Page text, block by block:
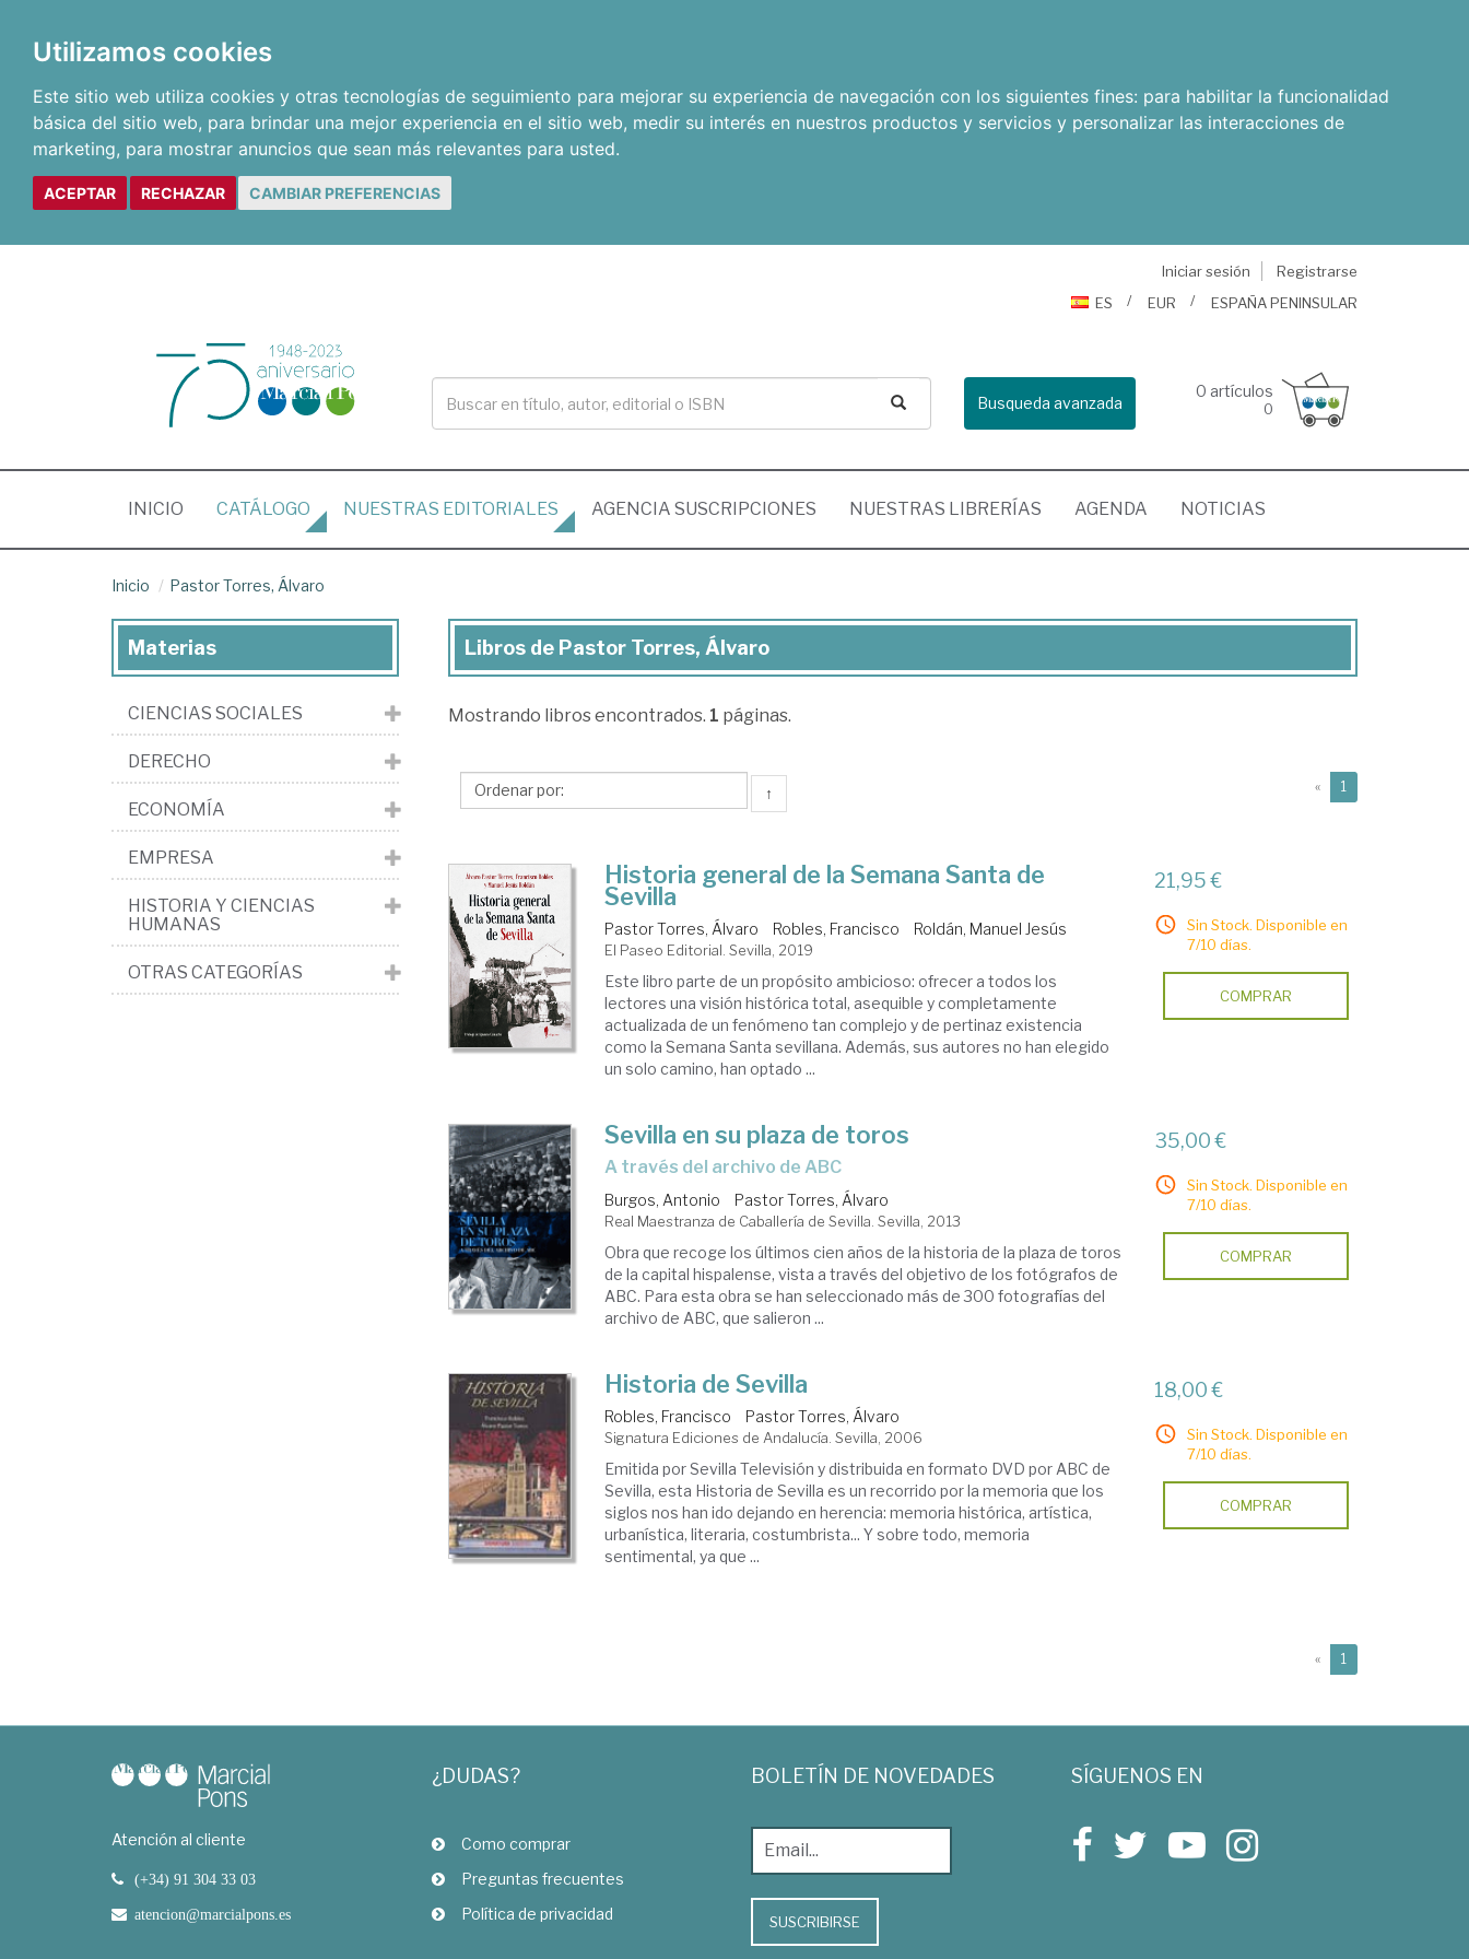
Utilizamos cookies
Este sitio web utiliza cookies y otras tecnologías de seguimiento para mejorar su experiencia de navegación con los siguientes fines: para habilitar la funcionalidad
básica del sitio web, para brindar una mejor experiencia en el sitio web, medir su interés en nuestros productos y servicios y personalizar las interacciones de
marketing, para mostrar anuncios que sean más relevantes para usted.
ACEPTAR RECHAZAR CAMBIAR PREFERENCIAS
Iniciar sesión
Registrarse
ES
EUR ESPAÑA PENINSULAR
Busqueda avanzada
0 artículos
0
INICIO (CURRENT)
CATÁLOGO NUESTRAS EDITORIALES AGENCIA SUSCRIPCIONES NUESTRAS LIBRERÍAS AGENDA NOTICIAS
Inicio Pastor Torres, Álvaro
Libros
Pastor
Álvaro
Libros de Pastor Torres, Álvaro
Mostrando libros encontrados. 1 páginas.
↑ « 1
Historia general de la Semana Santa de
Sevilla
Pastor Torres, Álvaro Robles, Francisco Roldán, Manuel Jesús
El Paseo Editorial. Sevilla, 2019
Este libro parte de un propósito ambicioso: ofrecer a todos los
lectores una visión histórica total, asequible y completamente
actualizada de un fenómeno tan complejo y de pertinaz existencia
como la Semana Santa sevillana. Además, sus autores no han elegido
un solo camino, han optado ...
21,95 €
Sin Stock. Disponible en
7/10 días.
COMPRAR
Sevilla en su plaza de toros
a través del archivo de ABC
Burgos, Antonio Pastor Torres, Álvaro
Real Maestranza de Caballería de Sevilla. Sevilla, 2013
Obra que recoge los últimos cien años de la historia de la plaza de toros
de la capital hispalense, vista a través del objetivo de los fotógrafos de
ABC. Para esta obra se han seleccionado más de 300 fotografías del
archivo de ABC, que salieron ...
35,00 €
Sin Stock. Disponible en
7/10 días.
COMPRAR
Historia de Sevilla
Robles, Francisco Pastor Torres, Álvaro
Signatura Ediciones de Andalucía. Sevilla, 2006
Emitida por Sevilla Televisión y distribuida en formato DVD por ABC de
Sevilla, esta Historia de Sevilla es un recorrido por la memoria que los
siglos nos han ido dejando en herencia: memoria histórica, artística,
urbanística, literaria, costumbrista... Y sobre todo, memoria
sentimental, ya que ...
18,00 €
Sin Stock. Disponible en
7/10 días.
COMPRAR
« 1
Materias
CIENCIAS SOCIALES
DERECHO
ECONOMÍA
EMPRESA
HISTORIA Y CIENCIAS
HUMANAS
OTRAS CATEGORÍAS
Atención al cliente
(+34) 91 304 33 03
atencion@marcialpons.es
¿DUDAS?
Como comprar
Preguntas frecuentes
Política de privacidad
BOLETÍN DE NOVEDADES
SUSCRIBIRSE
SÍGUENOS EN